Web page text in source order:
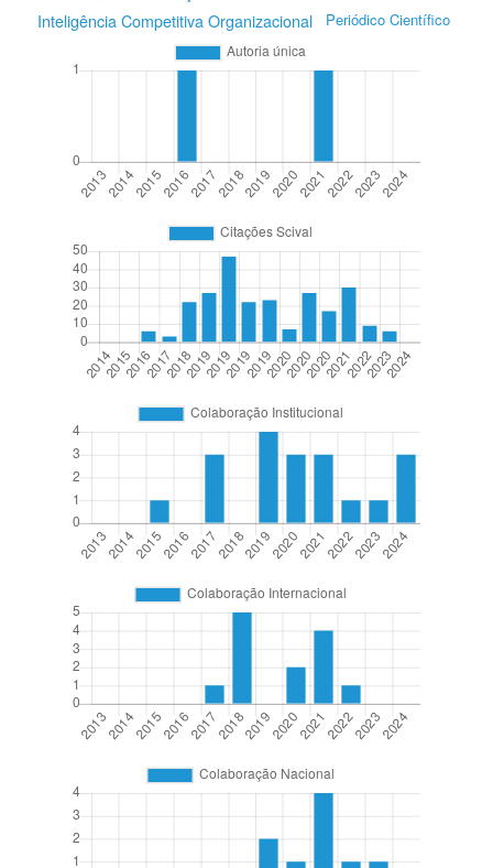
Inteligência Competitiva Organizacional Periódico Científico